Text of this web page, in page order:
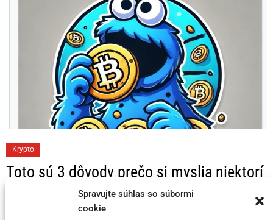
Spravujte súhlas so súbormi
cookie
a
Krypto
Toto sú 3 dôvody prečo si myslia niektorí
KRYPTO Analytici, že Bitcoin dosahuje
svoj vrchol v tomto cykle